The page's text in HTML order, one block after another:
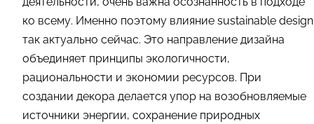
ко всему. Именно поэтому влияние sustainable design
так актуально сейчас. Это направление дизайна
объединяет принципы экологичности,
рациональности и экономии ресурсов. При
создании декора делается упор на возобновляемые
источники энергии, сохранение природных